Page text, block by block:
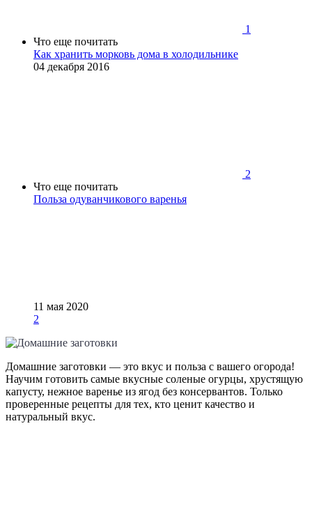
1
Что еще почитать
Как хранить морковь дома в холодильнике
04 декабря 2016
2
Что еще почитать
Польза одуванчикового варенья
11 мая 2020
2
Домашние заготовки — это вкус и польза с вашего огорода!
Научим готовить самые вкусные соленые огурцы, хрустящую
капусту, нежное варенье из ягод без консервантов. Только
проверенные рецепты для тех, кто ценит качество и
натуральный вкус.